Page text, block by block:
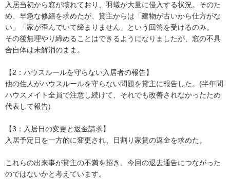
入居当初から窓が壊れており、羽蟻が大量に侵入する状況。そのた
め、早急な修繕を求めたが、貸主からは「建物が古いから仕方がな
い」「家が歪んでいて締まりません」という回答を受けるのみ。
その後無理やり締めることはできるようになりましたが、窓の不具
合自体は未解消のまま。
【2：ハウスルールを守らない入居者の報告】
他の住人がハウスルールを守らない問題を貸主に報告した。(半年間
ハウスメイト全員で注意し続けて、それでも改善されなかったため
代表して報告)
【3：入居日の変更と返金請求】
入居予定日を一方的に変更され、日割り家賃の返金を求めた。
これらの出来事が貸主の不満を招き、今回の退去通告につながった
のではないかと考えています。